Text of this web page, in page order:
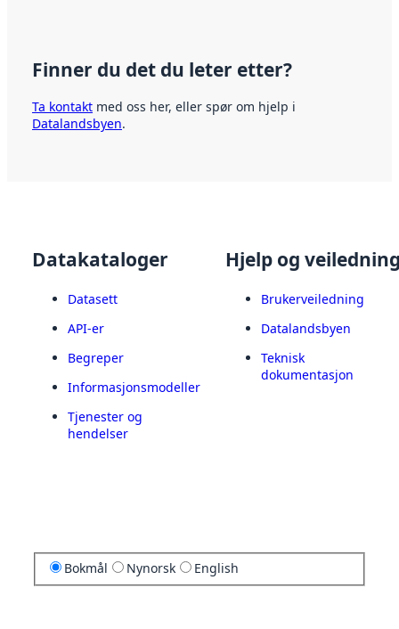
Finner du det du leter etter?
Ta kontakt med oss her, eller spør om hjelp i
Datalandsbyen.
Datakataloger
Datasett
API-er
Begreper
Informasjonsmodeller
Tjenester og
hendelser
Hjelp og
Brukerveiledning
Datalandsbyen
Teknisk
dokumentasjon
Bokmål Nynorsk English